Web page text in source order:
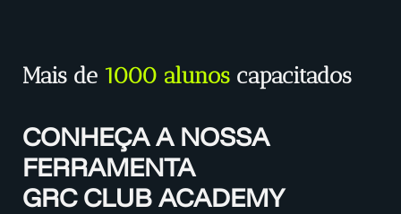
Mais de 1000 alunos capacitados
CONHEÇA A NOSSA
FERRAMENTA
GRC CLUB ACADEMY